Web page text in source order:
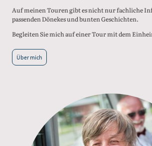
Auf meinen Touren gibt es nicht nur fachliche
passenden Dönekes und bunten Geschichten.
Begleiten Sie mich auf einer Tour mit dem
Über mich